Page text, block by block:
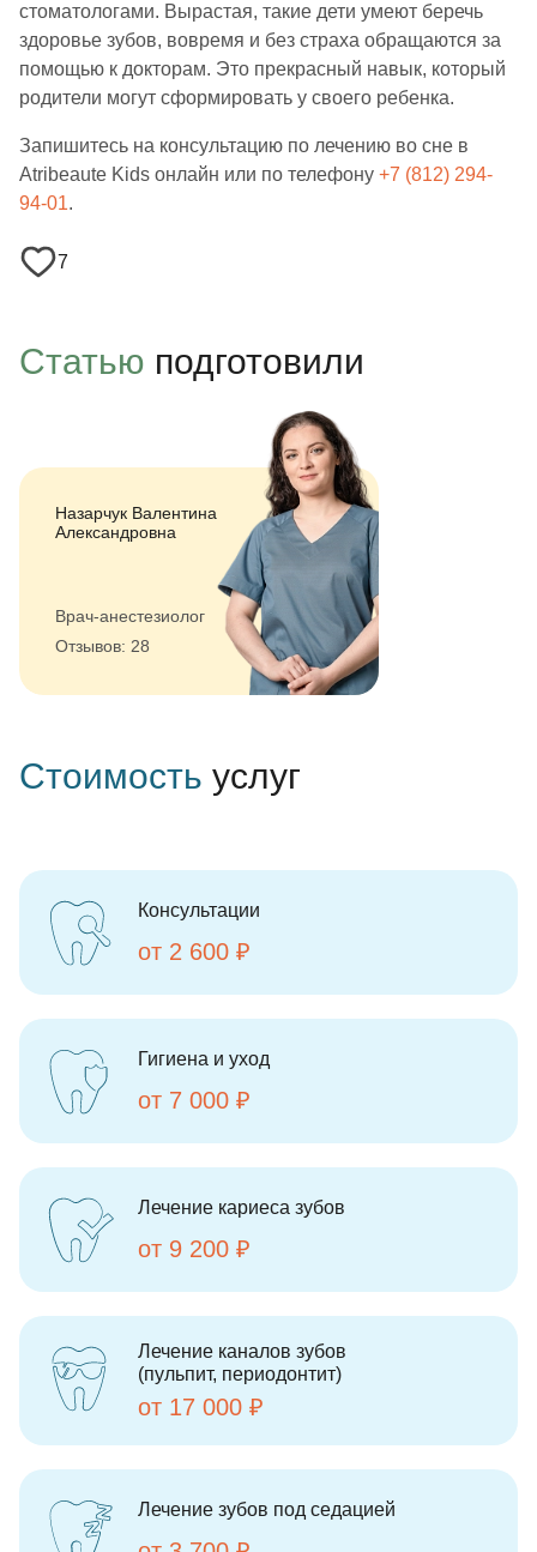
стоматологами. Вырастая, такие дети умеют беречь
здоровье зубов, вовремя и без страха обращаются за
помощью к докторам. Это прекрасный навык, который
родители могут сформировать у своего ребенка.
Запишитесь на консультацию по лечению во сне в
Atribeaute Kids онлайн или по телефону +7 (812) 294-
94-01.
7
Статью подготовили
Назарчук Валентина
Александровна
Врач-анестезиолог
Отзывов: 28
Стоимость услуг
Консультации
от 2 600 ₽
Гигиена и уход
от 7 000 ₽
Лечение кариеса зубов
от 9 200 ₽
Лечение каналов зубов
(пульпит, периодонтит)
от 17 000 ₽
Лечение зубов под седацией